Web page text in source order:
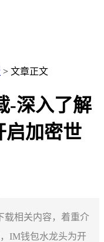
> 文章正文
-深入了解
启加密世
载相关内容，着重介
IM钱包水龙头为开